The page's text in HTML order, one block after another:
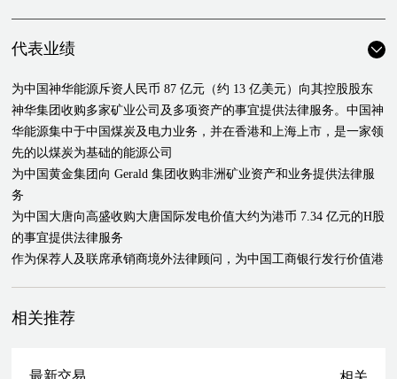
代表业绩
为中国神华能源斥资人民币 87 亿元（约 13 亿美元）向其控股股东
神华集团收购多家矿业公司及多项资产的事宜提供法律服务。中国神
华能源集中于中国煤炭及电力业务，并在香港和上海上市，是一家领
先的以煤炭为基础的能源公司
为中国黄金集团向 Gerald 集团收购非洲矿业资产和业务提供法律服
务
为中国大唐向高盛收购大唐国际发电价值大约为港币 7.34 亿元的H股
的事宜提供法律服务
作为保荐人及联席承销商境外法律顾问，为中国工商银行发行价值港
际、瑞银、瑞信、汇丰、美银美林及日本野村证券
价值大约为港币11亿元油籽加工和玉米加工业务及相关资产的事宜提
相关推荐